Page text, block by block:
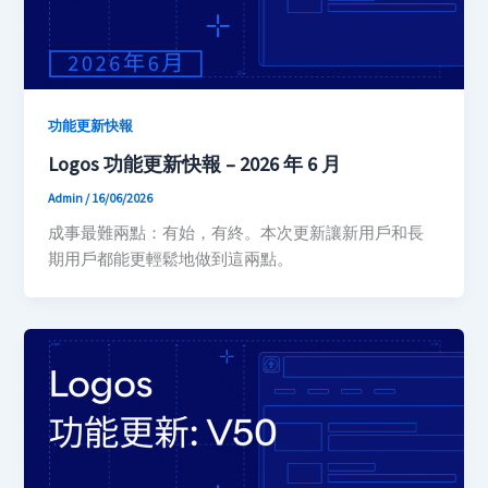
功能更新快報
Logos 功能更新快報 – 2026 年 6 月
Admin/16/06/2026
成事最難兩點：有始，有終。本次更新讓新用戶和長
期用戶都能更輕鬆地做到這兩點。